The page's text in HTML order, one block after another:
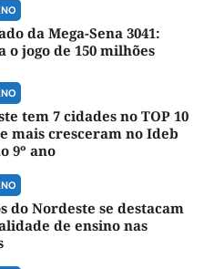
da Mega-Sena 3041:
o jogo de 150 milhões
tem 7 cidades no TOP 10
mais cresceram no Ideb
9º ano
do Nordeste se destacam
de ensino nas